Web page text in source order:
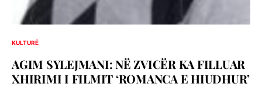
KULTURË
AGIM SYLEJMANI: NË ZVICËR KA FILLUAR
XHIRIMI I FILMIT ‘ROMANCA E HIUDHUR’